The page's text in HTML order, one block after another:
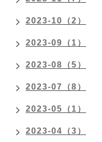
2023-10（2）
2023-09（1）
2023-08（5）
2023-07（8）
2023-05（1）
2023-04（3）